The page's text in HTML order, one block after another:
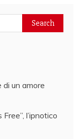
di un amore
l’ipnotico